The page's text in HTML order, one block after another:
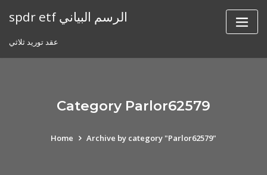
spdr etf الرسم البياني
عقد توريد ثلاثي
Category Parlor62579
Home Archive by category "Parlor62579"